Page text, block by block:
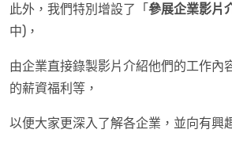
此外，我們特別增設了「 參展企業影片
中)，
由企業直接錄製影片介紹他們的工作內
的薪資福利等，
以便大家更深入了解各企業，並向有興